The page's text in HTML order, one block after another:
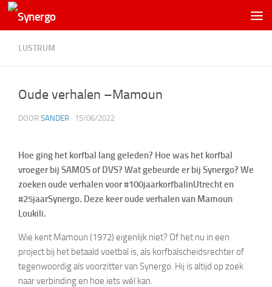
LUSTRUM
Oude verhalen –Mamoun
DOOR SANDER · 15/06/2022
Hoe ging het korfbal lang geleden? Hoe was het korfbal
vroeger bij SAMOS of DVS? Wat gebeurde er bij Synergo? We
zoeken oude verhalen voor #100jaarkorfbalinUtrecht en
#25jaarSynergo. Deze keer oude verhalen van Mamoun
Loukili.
Wie kent Mamoun (1972) eigenlijk niet? Of het nu in een
project bij het betaald voetbal is, als korfbalscheidsrechter of
tegenwoordig als voorzitter van Synergo. Hij is altijd op zoek
naar verbinding en hoe iets wél kan.